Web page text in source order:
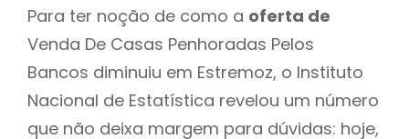
Para ter noção de como a oferta de
Venda De Casas Penhoradas Pelos
Bancos diminuiu em Estremoz, o Instituto
Nacional de Estatística revelou um número
que não deixa margem para dúvidas: hoje,